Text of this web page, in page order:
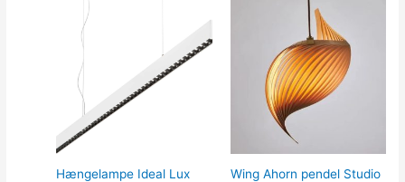
Hængelampe Ideal Lux
Wing Ahorn pendel Studio